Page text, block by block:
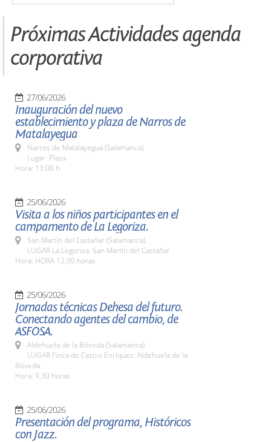
Próximas Actividades agenda
corporativa
27/06/2026
Inauguración del nuevo
establecimiento y plaza de Narros de
Matalayegua
Narros de Matalayegua (Salamanca)
Lugar: Plaza
Hora: 13:00 h.
25/06/2026
Visita a los niños participantes en el
campamento de La Legoriza.
San Martín del Castañar (Salamanca)
LUGAR La Legoriza. San Martín del Castañar
Hora: HORA 12,00 horas
25/06/2026
Jornadas técnicas Dehesa del futuro.
Conectando agentes del cambio, de
ASFOSA.
Aldehuela de la Bóveda (Salamanca)
LUGAR Finca de Castro Enríquez. Aldehuela de la
Bóveda.
Hora: 9,30 horas
25/06/2026
Presentación del programa, Históricos
con Jazz.